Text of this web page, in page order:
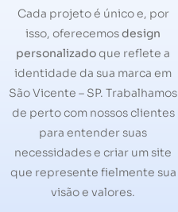
Cada projeto é único e, por
isso, oferecemosdesign
personalizadoque reflete a
identidade da sua marca em
São Vicente – SP. Trabalhamos
de perto com nossos clientes
para entender suas
necessidades e criar um site
que represente fielmente sua
visão e valores.